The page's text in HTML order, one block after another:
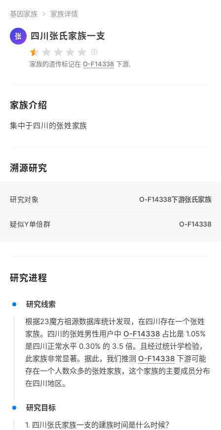
基因家族 家族详情
张 四川张氏家族一支
家族的遗传标记在 O-F14338 下游,
家族介绍
集中于四川的张姓家族
溯源研究
研究对象 O-F14338下游张氏家族
疑似Y单倍群 O-F14338
研究进程
研究线索
根据23魔方祖源数据库统计发现，在四川存在一个张姓
家族。四川的张姓男性用户中 O-F14338 占比是 1.05%
是四川正常水平 0.30% 的 3.5 倍。且经过统计学检验，
此家族非常显著。据此，我们推测 O-F14338 下游可能
存在一个人数众多的张姓家族，这个家族的主要成员分布
在四川地区。
研究目标
1. 四川张氏家族一支的建族时间是什么时候？